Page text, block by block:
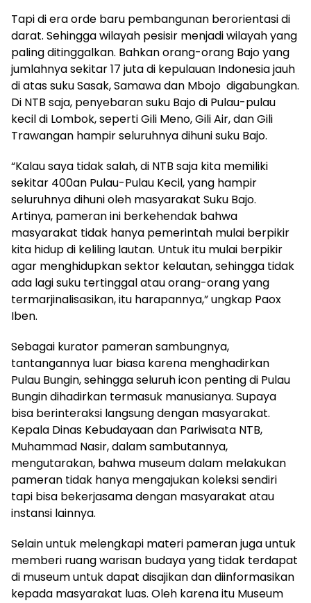
Tapi di era orde baru pembangunan berorientasi di
darat. Sehingga wilayah pesisir menjadi wilayah yang
paling ditinggalkan. Bahkan orang-orang Bajo yang
jumlahnya sekitar 17 juta di kepulauan Indonesia jauh
di atas suku Sasak, Samawa dan Mbojo digabungkan.
Di NTB saja, penyebaran suku Bajo di Pulau-pulau
kecil di Lombok, seperti Gili Meno, Gili Air, dan Gili
Trawangan hampir seluruhnya dihuni suku Bajo.
“Kalau saya tidak salah, di NTB saja kita memiliki
sekitar 400an Pulau-Pulau Kecil, yang hampir
seluruhnya dihuni oleh masyarakat Suku Bajo.
Artinya, pameran ini berkehendak bahwa
masyarakat tidak hanya pemerintah mulai berpikir
kita hidup di keliling lautan. Untuk itu mulai berpikir
agar menghidupkan sektor kelautan, sehingga tidak
ada lagi suku tertinggal atau orang-orang yang
termarjinalisasikan, itu harapannya,” ungkap Paox
Iben.
Sebagai kurator pameran sambungnya,
tantangannya luar biasa karena menghadirkan
Pulau Bungin, sehingga seluruh icon penting di Pulau
Bungin dihadirkan termasuk manusianya. Supaya
bisa berinteraksi langsung dengan masyarakat.
Kepala Dinas Kebudayaan dan Pariwisata NTB,
Muhammad Nasir, dalam sambutannya,
mengutarakan, bahwa museum dalam melakukan
pameran tidak hanya mengajukan koleksi sendiri
tapi bisa bekerjasama dengan masyarakat atau
instansi lainnya.
Selain untuk melengkapi materi pameran juga untuk
memberi ruang warisan budaya yang tidak terdapat
di museum untuk dapat disajikan dan diinformasikan
kepada masyarakat luas. Oleh karena itu Museum